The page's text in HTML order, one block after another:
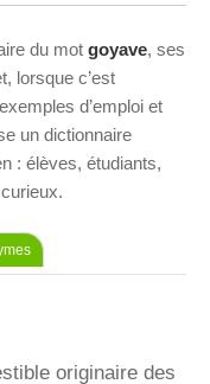
du mot goyave, ses
lorsque c’est
d’emploi et
un dictionnaire
: élèves, étudiants,
originaire des